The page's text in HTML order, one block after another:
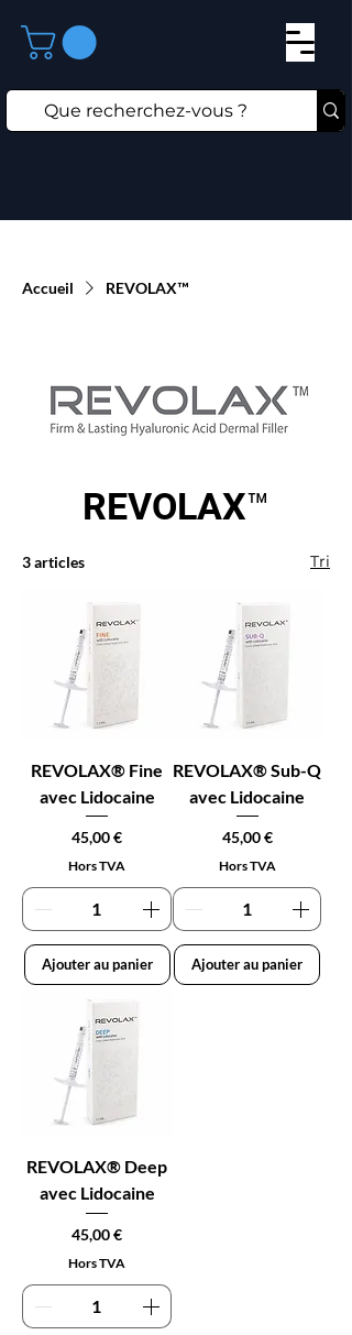
Accueil REVOLAX™
REVOLAX™
3 articles Tri
REVOLAX® Fine
avec Lidocaine
Prix
45,00 €
Hors TVA
Ajouter au panier
REVOLAX® Sub-Q
avec Lidocaine
Prix
45,00 €
Hors TVA
Ajouter au panier
REVOLAX® Deep
avec Lidocaine
Prix
45,00 €
Hors TVA